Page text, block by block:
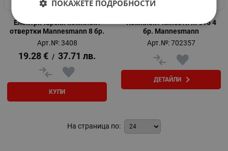
Електричарски комплект
отвертки Mannesmann 8 бр.
Арт.№: 3408
19.28 € / 37.71 лв.
КУПИ
Комплект пинсети M 615 4
бр. Mannesmann
Арт.№: 702357
ДЕТАЙЛИ
На страница по:
ПОКАЖЕТЕ ПОДРОБНОСТИ